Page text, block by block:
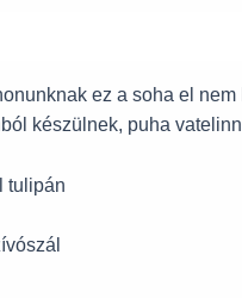
ez a soha el
készülnek, puha
tulipán